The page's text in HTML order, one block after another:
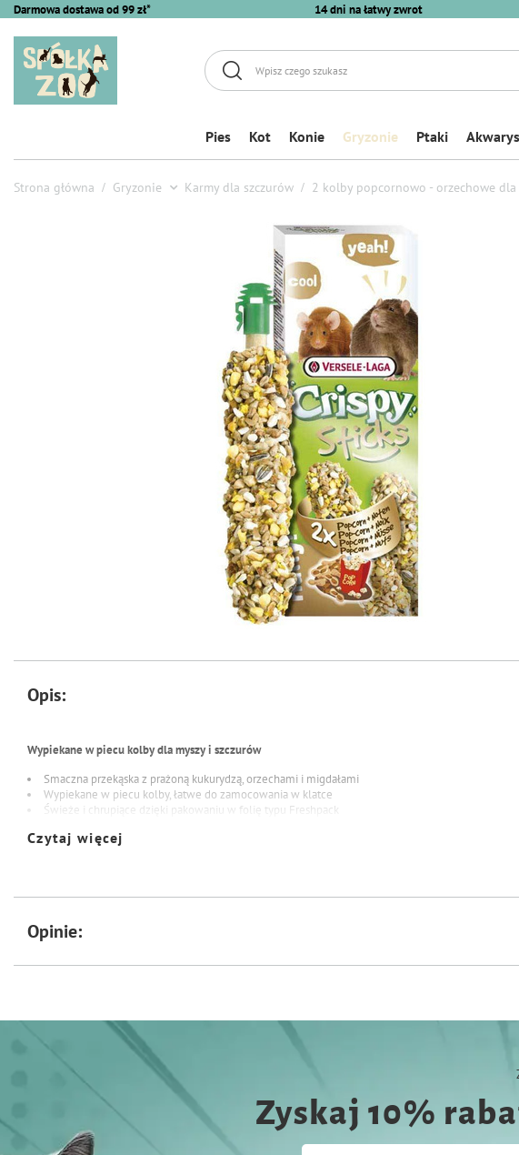
Darmowa dostawa od 99 zł* 14 dni na łatwy zwrot
Pies Kot Konie Gryzonie Ptaki
Strona główna Gryzonie Karmy dla szczurów 2 kolby popcornowo - orzechowe
Opis:
Wypiekane w piecu kolby dla myszy i szczurów
Smaczna przekąska z prażoną kukurydzą, orzechami i migdałami
Wypiekane w piecu kolby, łatwe do zamocowania w klatce
Świeże i chrupiące dzięki pakowaniu w folię typu Freshpack
przemysłu piekarskiego, oleje i tłuszcze
SKŁADNIKI ANALITYCZNE
DODATKI
DODATKI TECHNOLOGICZNE
DODATKI PASZOWE
Czytaj więcej
Opinie:
Zyskaj 10%